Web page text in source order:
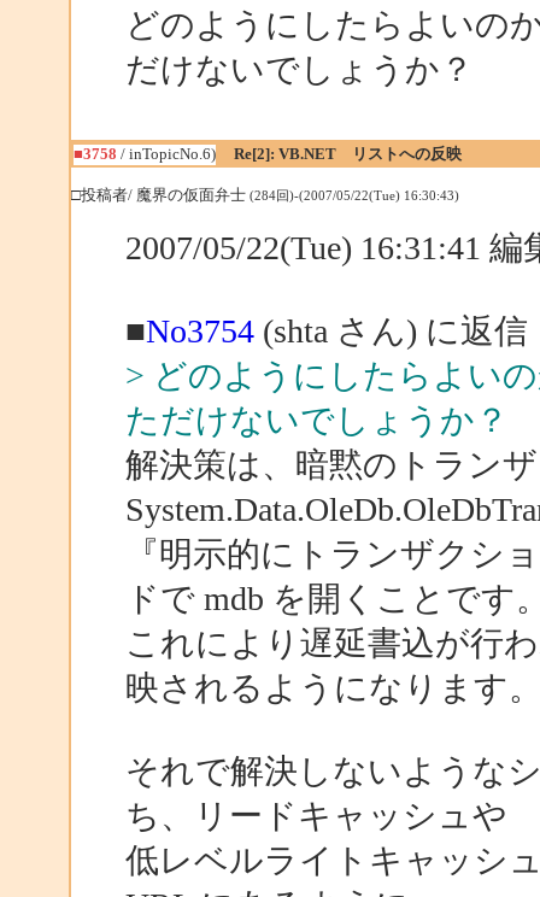
どのようにしたらよいの
だけないでしょうか？
■3758 / inTopicNo.6) Re[2]: VB.NET リストへの反映
□投稿者/ 魔界の仮面弁士 (284回)-(2007/05/22(Tue) 16:30:43)
2007/05/22(Tue) 16:31:41
■No3754(shta さん) に返信
> どのようにしたらよい
ただけないでしょうか？
解決策は、暗黙のトラン
『明示的にトランザクシ
ドで mdb を開くことです
これにより遅延書込が行
映されるようになります
それで解決しないような
ち、リードキャッシュや
低レベルライトキャッシ